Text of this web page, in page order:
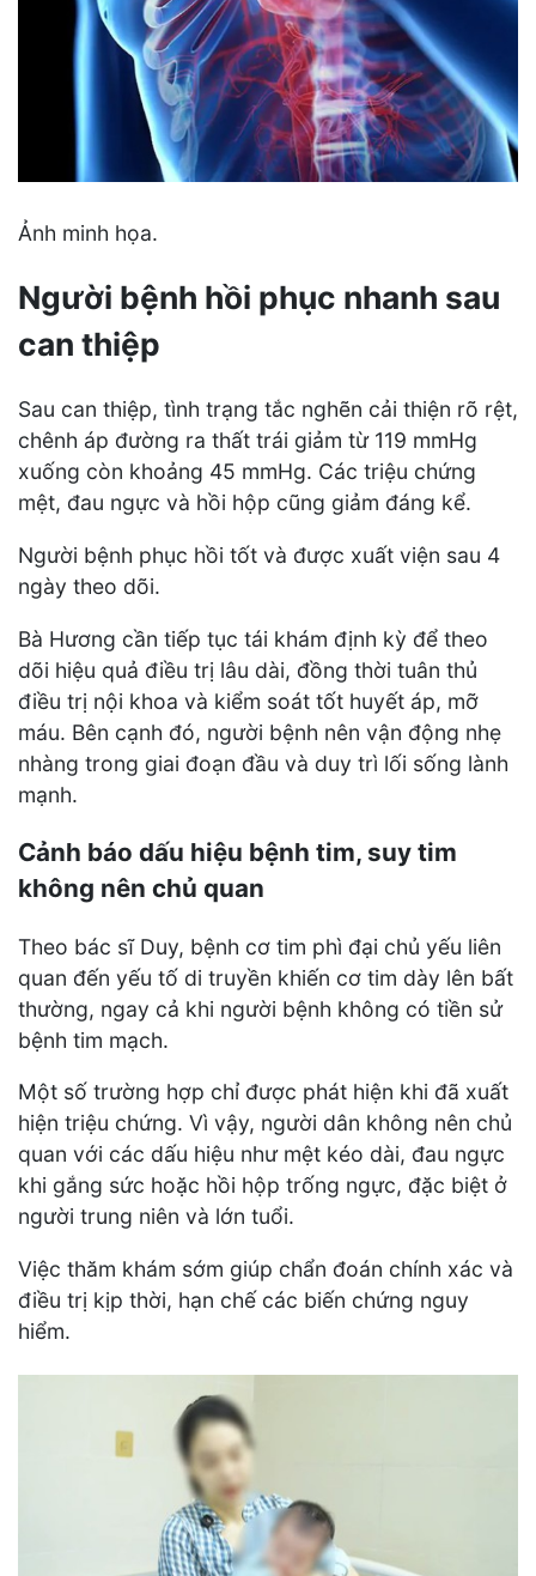
Ảnh minh họa.
Người bệnh hồi phục nhanh sau
can thiệp
Sau can thiệp, tình trạng tắc nghẽn cải thiện rõ rệt,
chênh áp đường ra thất trái giảm từ 119 mmHg
xuống còn khoảng 45 mmHg. Các triệu chứng
mệt, đau ngực và hồi hộp cũng giảm đáng kể.
Người bệnh phục hồi tốt và được xuất viện sau 4
ngày theo dõi.
Bà Hương cần tiếp tục tái khám định kỳ để theo
dõi hiệu quả điều trị lâu dài, đồng thời tuân thủ
điều trị nội khoa và kiểm soát tốt huyết áp, mỡ
máu. Bên cạnh đó, người bệnh nên vận động nhẹ
nhàng trong giai đoạn đầu và duy trì lối sống lành
mạnh.
Cảnh báo dấu hiệu bệnh tim, suy tim
không nên chủ quan
Theo bác sĩ Duy, bệnh cơ tim phì đại chủ yếu liên
quan đến yếu tố di truyền khiến cơ tim dày lên bất
thường, ngay cả khi người bệnh không có tiền sử
bệnh tim mạch.
Một số trường hợp chỉ được phát hiện khi đã xuất
hiện triệu chứng. Vì vậy, người dân không nên chủ
quan với các dấu hiệu như mệt kéo dài, đau ngực
khi gắng sức hoặc hồi hộp trống ngực, đặc biệt ở
người trung niên và lớn tuổi.
Việc thăm khám sớm giúp chẩn đoán chính xác và
điều trị kịp thời, hạn chế các biến chứng nguy
hiểm.